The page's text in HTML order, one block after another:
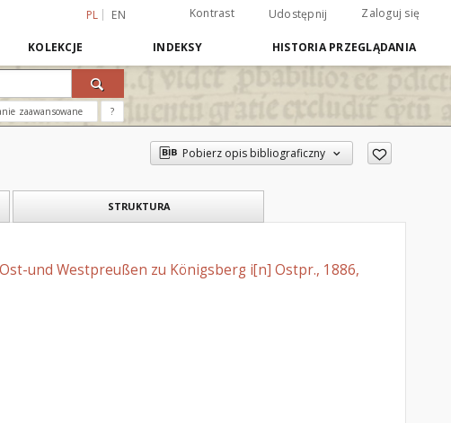
PL EN Kontrast Udostępnij Zaloguj się
KOLEKCJE INDEKSY HISTORIA PRZEGLĄDANIA
zaawansowane ?
Pobierz opis bibliograficzny
STRUKTURA
und Westpreußen zu Königsberg i[n] Ostpr., 1886,